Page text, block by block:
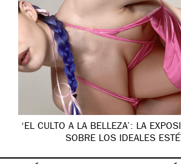
‘EL CULTO A LA BELLEZA’: LA
SOBRE LOS IDEALES